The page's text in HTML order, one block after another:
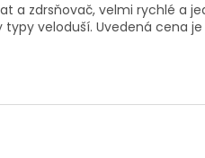
a zdrsňovač, velmi rychlé a
veloduší. Uvedená cena